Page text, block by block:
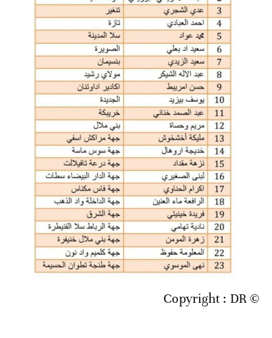
© Copyright : DR